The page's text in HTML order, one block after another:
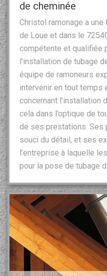
de cheminée
Christol ramonage a
de Loue et dans le
compétente et qualifiée
l’installation de tubage
équipe de ramoneurs
intervenir en tout temps
concernant l’installation
cela dans l’optique de
de ses prestations. Ses
souci du détail, et ses
l’entreprise à laquelle
pour la pose de tubage